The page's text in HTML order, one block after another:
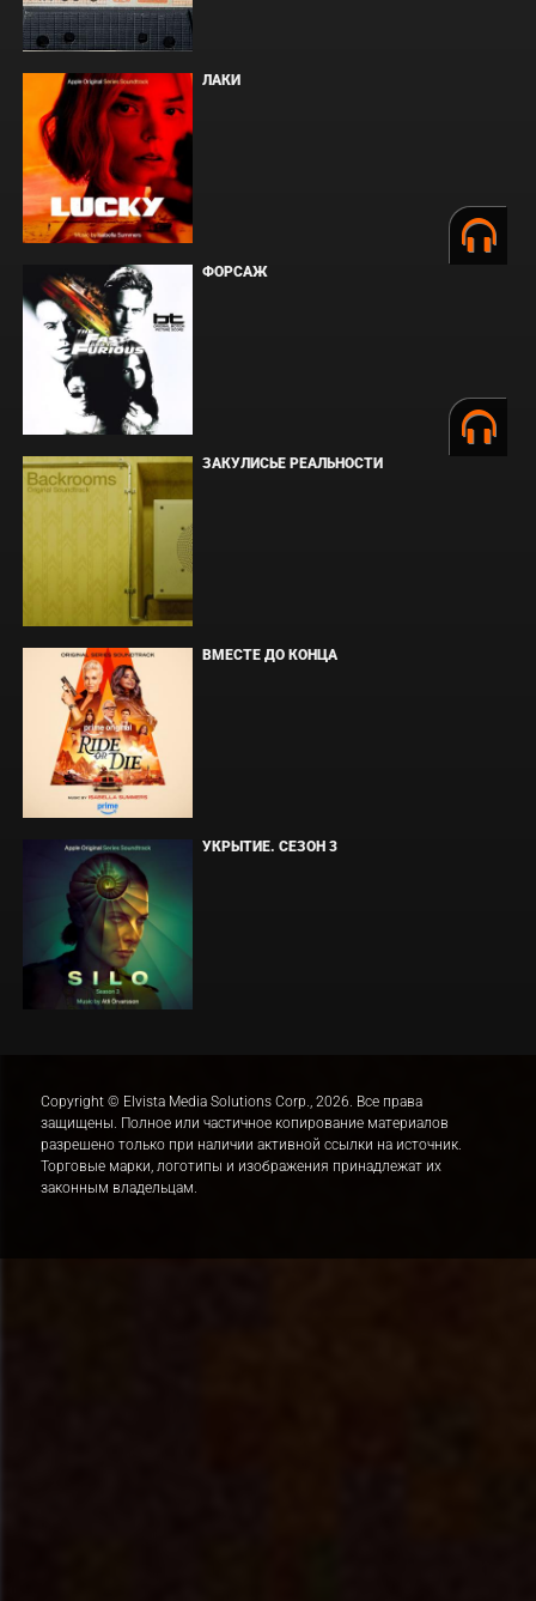
ЛАКИ
ФОРСАЖ
ЗАКУЛИСЬЕ РЕАЛЬНОСТИ
ВМЕСТЕ ДО КОНЦА
УКРЫТИЕ. СЕЗОН 3
Copyright © Elvista Media Solutions Corp., 2026. Все права
защищены. Полное или частичное копирование материалов
разрешено только при наличии активной ссылки на источник.
Торговые марки, логотипы и изображения принадлежат их
законным владельцам.